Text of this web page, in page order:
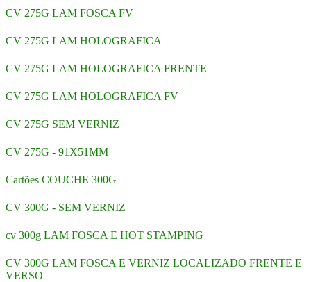
CV 275G LAM FOSCA FV
CV 275G LAM HOLOGRAFICA
CV 275G LAM HOLOGRAFICA FRENTE
CV 275G LAM HOLOGRAFICA FV
CV 275G SEM VERNIZ
CV 275G - 91X51MM
Cartões COUCHE 300G
CV 300G - SEM VERNIZ
cv 300g LAM FOSCA E HOT STAMPING
CV 300G LAM FOSCA E VERNIZ LOCALIZADO FRENTE E
VERSO